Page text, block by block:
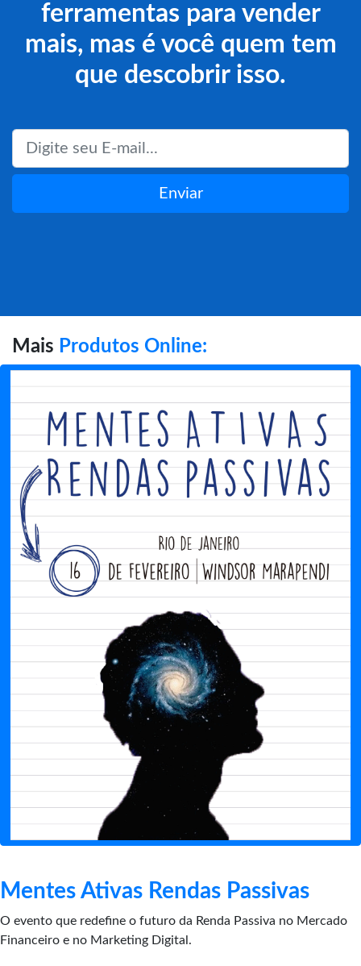
ferramentas para vender
mais, mas é você quem tem
que descobrir isso.
Enviar
Mais Produtos Online:
Mentes Ativas Rendas Passivas
O evento que redefine o futuro da Renda Passiva no Mercado
Financeiro e no Marketing Digital.